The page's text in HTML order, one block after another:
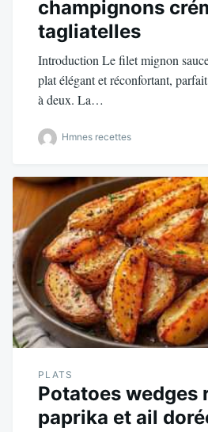
champignons
tagliatelles
Introduction Le filet mignon
plat élégant et réconfortant,
à deux. La…
Hmnes recettes
PLATS
Potatoes wedges
paprika et ail